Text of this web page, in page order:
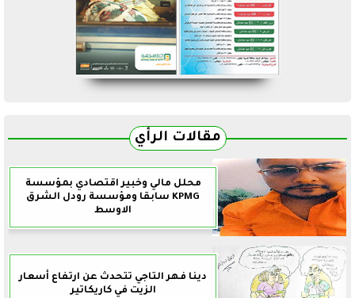
مقالات الرأي
محلل مالي وخبير اقتصادي بمؤسسة
KPMG سابقا ومؤسسة رودل الشرق
الاوسط
دينا فهر التاجي تتحدث عن ارتفاع أسعار
الزيت في كاريكاتير